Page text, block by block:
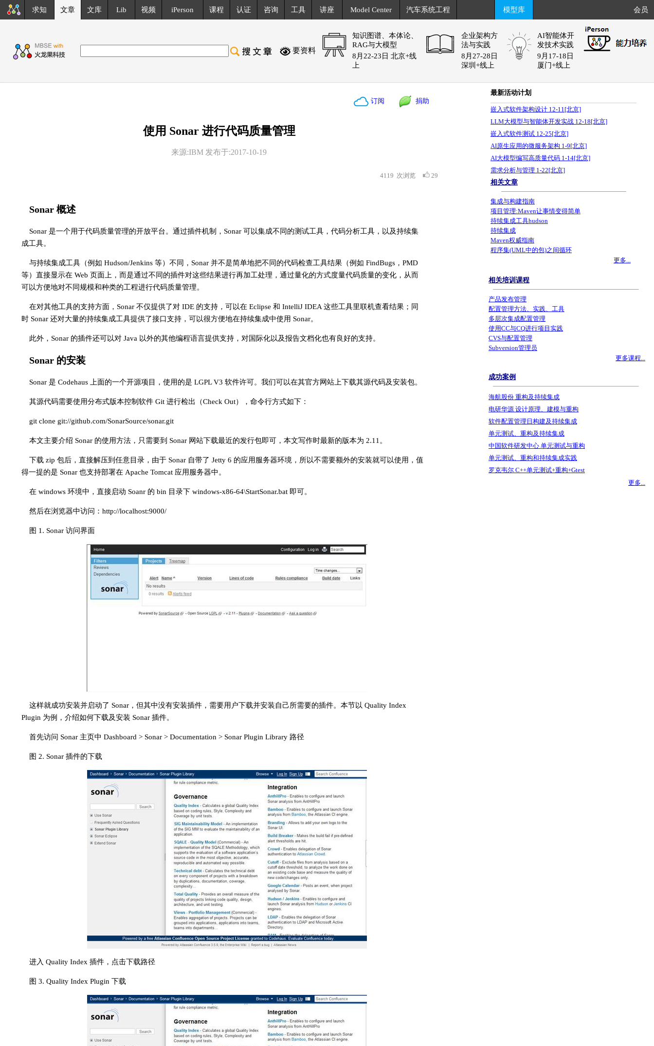
求知 文章 文库 Lib 视频 iPerson 课程 认证 咨询 工具 讲座 Model Center 汽车系统工程 模型库 会员
要资料
知识图谱、本体论、
RAG与大模型
8月22-23日 北京+线
上
企业架构方
法与实践
8月27-28日
深圳+线上
AI智能体开
发技术实践
9月17-18日
厦门+线上
订阅 捐助
使用 Sonar 进行代码质量管理
来源:IBM 发布于:2017-10-19
4119 次浏览 29
Sonar 概述
Sonar 是一个用于代码质量管理的开放平台。通过插件机制，Sonar 可以集成不同的测试工具，代码分析工具，以及持续集
成工具。
与持续集成工具（例如 Hudson/Jenkins 等）不同，Sonar 并不是简单地把不同的代码检查工具结果（例如 FindBugs，PMD
等）直接显示在 Web 页面上，而是通过不同的插件对这些结果进行再加工处理，通过量化的方式度量代码质量的变化，从而
可以方便地对不同规模和种类的工程进行代码质量管理。
在对其他工具的支持方面，Sonar 不仅提供了对 IDE 的支持，可以在 Eclipse 和 IntelliJ IDEA 这些工具里联机查看结果；同
时 Sonar 还对大量的持续集成工具提供了接口支持，可以很方便地在持续集成中使用 Sonar。
此外，Sonar 的插件还可以对 Java 以外的其他编程语言提供支持，对国际化以及报告文档化也有良好的支持。
Sonar 的安装
Sonar 是 Codehaus 上面的一个开源项目，使用的是 LGPL V3 软件许可。我们可以在其官方网站上下载其源代码及安装包。
其源代码需要使用分布式版本控制软件 Git 进行检出（Check Out），命令行方式如下：
git clone git://github.com/SonarSource/sonar.git
本文主要介绍 Sonar 的使用方法，只需要到 Sonar 网站下载最近的发行包即可，本文写作时最新的版本为 2.11。
下载 zip 包后，直接解压到任意目录，由于 Sonar 自带了 Jetty 6 的应用服务器环境，所以不需要额外的安装就可以使用，值
得一提的是 Sonar 也支持部署在 Apache Tomcat 应用服务器中。
在 windows 环境中，直接启动 Soanr 的 bin 目录下 windows-x86-64\StartSonar.bat 即可。
然后在浏览器中访问：http://localhost:9000/
图 1. Sonar 访问界面
这样就成功安装并启动了 Sonar，但其中没有安装插件，需要用户下载并安装自己所需要的插件。本节以 Quality Index
Plugin 为例，介绍如何下载及安装 Sonar 插件。
首先访问 Sonar 主页中 Dashboard > Sonar > Documentation > Sonar Plugin Library 路径
图 2. Sonar 插件的下载
进入 Quality Index 插件，点击下载路径
图 3. Quality Index Plugin 下载
最新活动计划
嵌入式软件架构设计 12-11[北京]
LLM大模型与智能体开发实战 12-18[北京]
嵌入式软件测试 12-25[北京]
AI原生应用的微服务架构 1-9[北京]
AI大模型编写高质量代码 1-14[北京]
需求分析与管理 1-22[北京]
相关文章
集成与构建指南
项目管理:Maven让事情变得简单
持续集成工具hudson
持续集成
Maven权威指南
程序集(UML中的包)之间循环
更多...
相关培训课程
产品发布管理
配置管理方法、实践、工具
多层次集成配置管理
使用CC与CQ进行项目实践
CVS与配置管理
Subversion管理员
更多课程...
成功案例
海航股份 重构及持续集成
电研华源 设计原理、建模与重构
软件配置管理日构建及持续集成
单元测试、重构及持续集成
中国软件研发中心 单元测试与重构
单元测试、重构和持续集成实践
罗克韦尔 C++单元测试+重构+Gtest
更多...